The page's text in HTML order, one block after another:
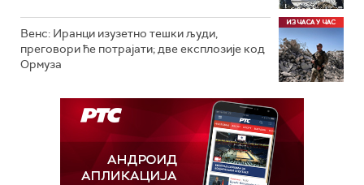
Венс: Иранци изузетно тешки људи,
преговори ће потрајати; две експлозије код
Ормуза